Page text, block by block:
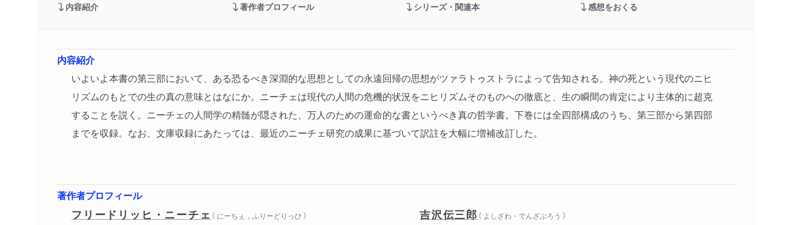
内容紹介 著作者プロフィール シリーズ・関連本 感想をおくる
内容紹介
いよいよ本書の第三部において、ある恐るべき深淵的な思想としての永遠回帰の思想がツァラトゥストラによって告知される。神の死という現代のニヒ
リズムのもとでの生の真の意味とはなにか。ニーチェは現代の人間の危機的状況をニヒリズムそのものへの徹底と、生の瞬間の肯定により主体的に超克
することを説く。ニーチェの人間学の精髄が隠された、万人のための運命的な書というべき真の哲学書。下巻には全四部構成のうち、第三部から第四部
までを収録。なお、文庫収録にあたっては、最近のニーチェ研究の成果に基づいて訳註を大幅に増補改訂した。
著作者プロフィール
フリードリッヒ・ニーチェ （ にーちぇ，ふりーどりっひ ） 吉沢伝三郎 （ よしざわ・でんざぶろう ）